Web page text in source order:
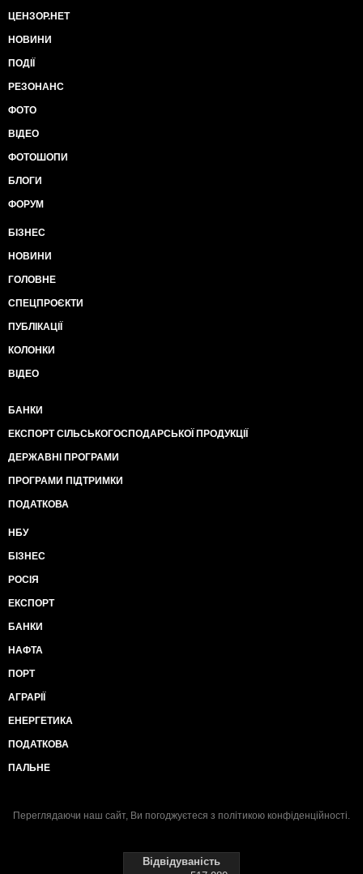
ЦЕНЗОР.НЕТ
НОВИНИ
ПОДІЇ
РЕЗОНАНС
ФОТО
ВІДЕО
ФОТОШОПИ
БЛОГИ
ФОРУМ
БІЗНЕС
НОВИНИ
ГОЛОВНЕ
СПЕЦПРОЄКТИ
ПУБЛІКАЦІЇ
КОЛОНКИ
ВІДЕО
БАНКИ
ЕКСПОРТ СІЛЬСЬКОГОСПОДАРСЬКОЇ ПРОДУКЦІЇ
ДЕРЖАВНІ ПРОГРАМИ
ПРОГРАМИ ПІДТРИМКИ
ПОДАТКОВА
НБУ
БІЗНЕС
РОСІЯ
ЕКСПОРТ
БАНКИ
НАФТА
ПОРТ
АГРАРІЇ
ЕНЕРГЕТИКА
ПОДАТКОВА
ПАЛЬНЕ
Переглядаючи наш сайт, Ви погоджуєтеся з політикою конфіденційності.
Відвідуваність